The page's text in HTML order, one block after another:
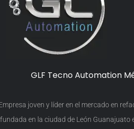
GLF Tecno Automation
joven y líder en el mercado en
en la ciudad de León Guanajuato